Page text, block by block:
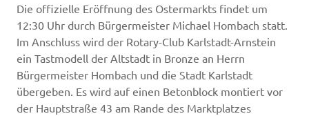
Die offizielle Eröffnung des Ostermarkts findet um
12:30 Uhr durch Bürgermeister Michael Hombach statt.
Im Anschluss wird der Rotary-Club Karlstadt-Arnstein
ein Tastmodell der Altstadt in Bronze an Herrn
Bürgermeister Hombach und die Stadt Karlstadt
übergeben. Es wird auf einen Betonblock montiert vor
der Hauptstraße 43 am Rande des Marktplatzes